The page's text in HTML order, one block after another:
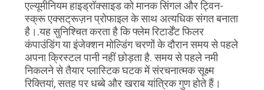
एल्यूमीनियम हाइड्रॉक्साइड को मानक सिंगल और ट्विन-
स्क्रू एक्सट्रूज़न प्रोफाइल के साथ अत्यधिक संगत बनाता
है। .यह सुनिश्चित करता है कि फ्लेम रिटार्डेंट फिलर
कंपाउंडिंग या इंजेक्शन मोल्डिंग चरणों के दौरान समय से पहले
अपना क्रिस्टल पानी नहीं छोड़ता है. समय से पहले नमी
निकलने से तैयार प्लास्टिक घटक में संरचनात्मक सूक्ष्म
रिक्तियां, सतह पर धब्बे और खराब यांत्रिक गुण होते हैं।